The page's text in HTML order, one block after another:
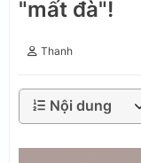
"mất đà"!
Thanh
Nội dung